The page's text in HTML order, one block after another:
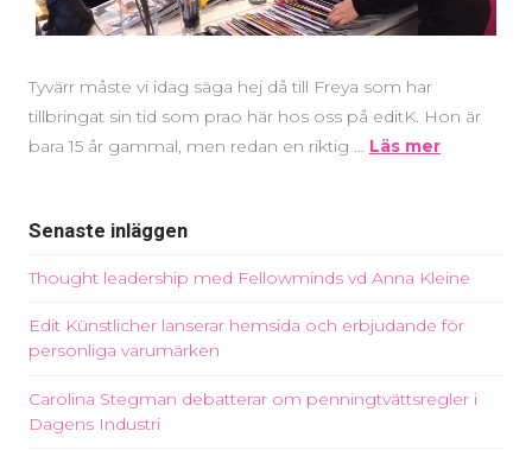
Tyvärr måste vi idag säga hej då till Freya som har
tillbringat sin tid som prao här hos oss på editK. Hon är
bara 15 år gammal, men redan en riktig … Läs mer
Senaste inläggen
Thought leadership med Fellowminds vd Anna Kleine
Edit Künstlicher lanserar hemsida och erbjudande för
personliga varumärken
Carolina Stegman debatterar om penningtvättsregler i
Dagens Industri